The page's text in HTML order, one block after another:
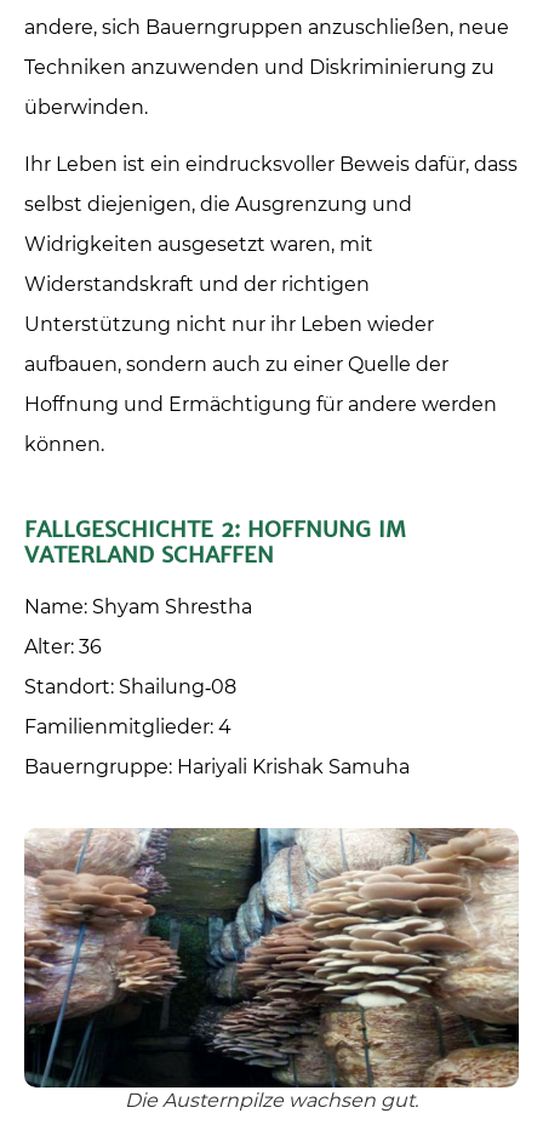
andere, sich Bauerngruppen anzuschließen, neue
Techniken anzuwenden und Diskriminierung zu
überwinden.
Ihr Leben ist ein eindrucksvoller Beweis dafür, dass
selbst diejenigen, die Ausgrenzung und
Widrigkeiten ausgesetzt waren, mit
Widerstandskraft und der richtigen
Unterstützung nicht nur ihr Leben wieder
aufbauen, sondern auch zu einer Quelle der
Hoffnung und Ermächtigung für andere werden
können.
FALLGESCHICHTE 2: HOFFNUNG IM
VATERLAND SCHAFFEN
Name: Shyam Shrestha
Alter: 36
Standort: Shailung‑08
Familienmitglieder: 4
Bauerngruppe: Hariyali Krishak Samuha
Die Austernpilze wachsen gut.